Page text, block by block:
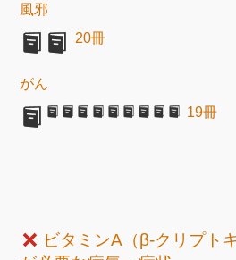
風邪
20冊
がん
19冊
ビタミンA（β-クリプト